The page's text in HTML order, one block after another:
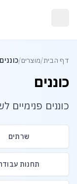
דף הבית/מוצרים/כוננים
כוננים
כוננים
שרתים
תחנות